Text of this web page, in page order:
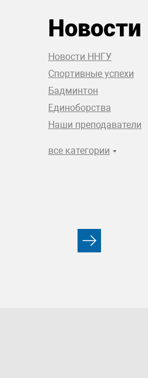
Новости
Новости ННГУ
Спортивные успехи
Бадминтон
Единоборства
Наши преподаватели
все категории